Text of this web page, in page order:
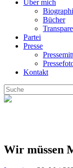
Über mich
Bücher
Partei
Presse
Kontakt
Wir müssen